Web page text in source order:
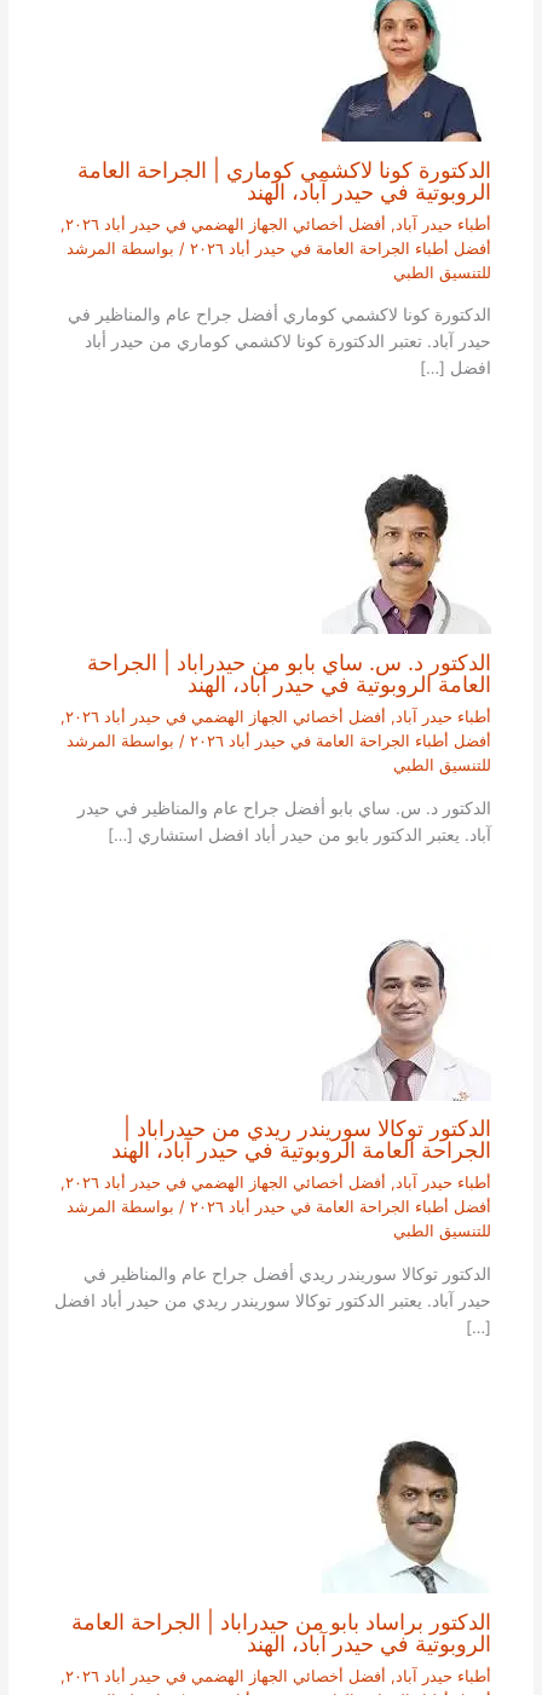
الدكتورة كونا لاكشمي كوماري | الجراحة العامة
الروبوتية في حيدر آباد، الهند
أطباء حيدر آباد , أفضل أخصائي الجهاز الهضمي في حيدر أباد ٢٠٢٦
,
أفضل أطباء الجراحة العامة في حيدر أباد ٢٠٢٦
/ بواسطة المرشد
للتنسيق الطبي
الدكتورة كونا لاكشمي كوماري أفضل جراح عام والمناظير في
حيدر آباد. تعتبر الدكتورة كونا لاكشمي كوماري من حيدر أباد
افضل […]
الدكتور د. س. ساي بابو من حيدراباد | الجراحة
العامة الروبوتية في حيدر آباد، الهند
أطباء حيدر آباد, أفضل أخصائي الجهاز الهضمي في حيدر أباد ٢٠٢٦
,
أفضل أطباء الجراحة العامة في حيدر أباد ٢٠٢٦
/ بواسطة المرشد
للتنسيق الطبي
الدكتور د. س. ساي بابو أفضل جراح عام والمناظير في حيدر
آباد. يعتبر الدكتور بابو من حيدر أباد افضل استشاري […]
الدكتور توكالا سوريندر ريدي من حيدراباد |
الجراحة العامة الروبوتية في حيدر آباد، الهند
أطباء حيدر آباد, أفضل أخصائي الجهاز الهضمي في حيدر أباد ٢٠٢٦
,
أفضل أطباء الجراحة العامة في حيدر أباد ٢٠٢٦
/ بواسطة المرشد
للتنسيق الطبي
الدكتور توكالا سوريندر ريدي أفضل جراح عام والمناظير في
حيدر آباد. يعتبر الدكتور توكالا سوريندر ريدي من حيدر أباد افضل
[…]
الدكتور براساد بابو من حيدراباد | الجراحة العامة
الروبوتية في حيدر آباد، الهند
أطباء حيدر آباد , أفضل أخصائي الجهاز الهضمي في حيدر أباد ٢٠٢٦
,